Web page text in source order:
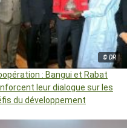
© DR
: Bangui et Rabat
leur dialogue sur les
du développement